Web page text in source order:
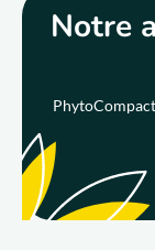
Notre